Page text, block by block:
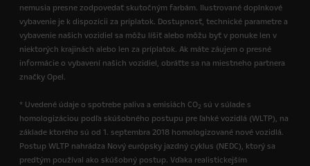
nemusia presne zodpovedať skutočným farbám. Ilustrované doplnkové
vybavenie je k dispozícii za príplatok. Dostupnosť, technické parametre a
vybavenie našich vozidiel sa môžu líšiť alebo môžu byť v ponuke len v
niektorých krajinách alebo len za príplatok. Ak máte záujem o presné
informácie o vybavení našich vozidiel, obráťte sa na miestneho partnera
značky Opel.
* Uvedené údaje o spotrebe paliva a emisiách CO2 sú v súlade s
homologizáciou podľa skúšobného postupu pre ľahké vozidlá (WLTP), na
základe ktorého sú od 1. septembra 2018 homologizované nové vozidlá.
Postup WLTP nahrádza Nový európsky jazdný cyklus (NEDC), ktorý sa
predtým používal ako skúšobný postup. Vďaka realistickejším